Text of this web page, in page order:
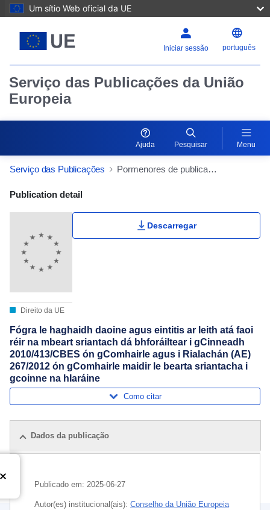
Um sítio Web oficial da UE
Iniciar sessão português
Serviço das Publicações da União
Europeia
Ajuda Pesquisar Menu
Serviço das Publicações Pormenores de publicação
Publication Detail Actions Portlet
Publication detail
Direito da UE
Descarregar
Fógra le haghaidh daoine agus eintitis ar leith atá faoi
réir na mbeart sriantach dá bhforáiltear i gCinneadh
2010/413/CBES ón gComhairle agus i Rialachán (AE)
267/2012 ón gComhairle maidir le bearta sriantacha i
gcoinne na hIaráine
Como citar
Dados da publicação
Publicado em: 2025-06-27
Autor(es) institucional(ais): Conselho da União Europeia